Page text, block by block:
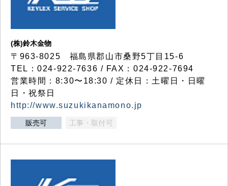
(株)鈴木金物
〒963-8025 福島県郡山市桑野5丁目15-6
TEL：024-922-7636 / FAX：024-922-7694
営業時間：8:30〜18:30 / 定休日：土曜日・日曜
日・祝祭日
http://www.suzukikanamono.jp
販売可 工事・取付可